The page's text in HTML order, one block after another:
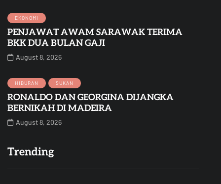
EKONOMI
PENJAWAT AWAM SARAWAK TERIMA
BKK DUA BULAN GAJI
August 8, 2026
HIBURAN SUKAN
RONALDO DAN GEORGINA DIJANGKA
BERNIKAH DI MADEIRA
August 8, 2026
Trending